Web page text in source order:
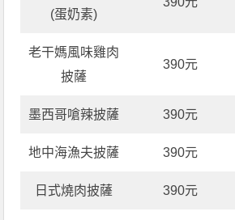
(蛋奶素)
老干媽風味雞肉
披薩
390元
墨西哥嗆辣披薩 390元
地中海漁夫披薩 390元
日式燒肉披薩 390元